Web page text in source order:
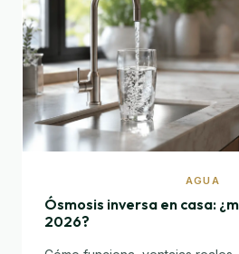
AGUA
Ósmosis inversa en casa:
2026?